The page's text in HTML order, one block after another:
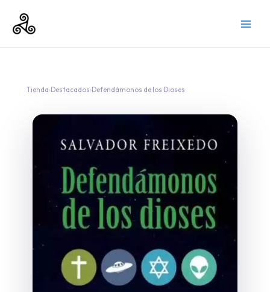
contenido
Tienda› Destacados› Defendámonos de los Dioses